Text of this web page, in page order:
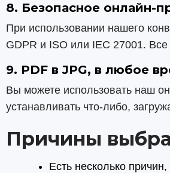
8. Безопасное онлайн-
При использовании нашего
GDPR и ISO или IEC 27001.
9. PDF в JPG, в любое
Вы можете использовать наш
устанавливать что-либо,
Причины
Есть несколько